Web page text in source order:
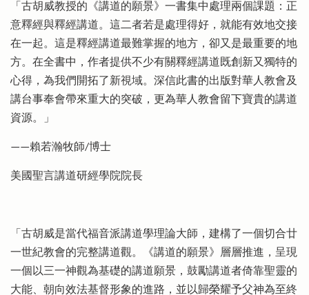
「古胡威教授的《講道的願景》一書集中處理兩個課題：正
意釋經與釋經講道。這二者若是處理得好，就能有效地交接
在一起。這是釋經講道最難掌握的地方，卻又是最重要的地
方。在全書中，作者提供不少有關釋經講道既創新又獨特的
心得，為我們開拓了新視域。深信此書的出版對華人教會及
講台事奉會帶來重大的突破，更為華人教會留下寶貴的講道
資源。」
——賴若瀚牧師/博士
美國聖言講道研經學院院長
「古胡威是當代福音派講道學理論大師，建構了一個切合廿
一世紀教會的完整講道觀。《講道的願景》層層推進，呈現
一個以三一神觀為基礎的講道願景，鼓勵講道者倚靠聖靈的
大能、朝向效法基督形象的進路，並以歸榮耀予父神為至終